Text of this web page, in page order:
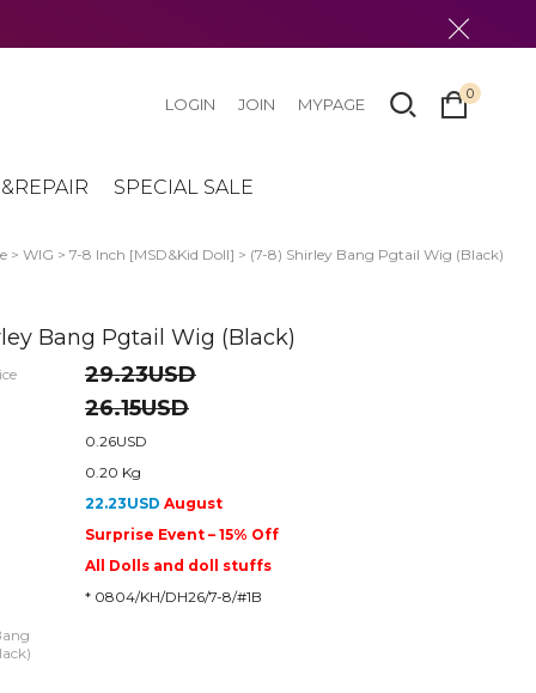
SPECIAL SALE
LOGIN JOIN MYPAGE
0
> WIG > 7-8 Inch [MSD&Kid Doll] > (7-8) Shirley Bang Pgtail Wig (Black)
Bang Pgtail Wig (Black)
29.23USD
26.15USD
0.26USD
0.20 Kg
22.23USD August
Surprise Event – 15% Off
All Dolls and doll stuffs
* 0804/KH/DH26/7-8/#1B